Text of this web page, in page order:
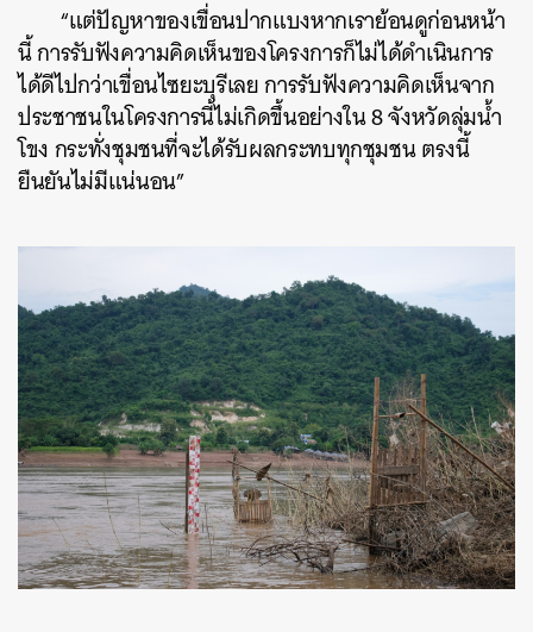
“แต่ปัญหาของเขื่อนปากแบงหากเราย้อนดูก่อนหน้า
นี้ การรับฟังความคิดเห็นของโครงการก็ไม่ได้ดำเนินการ
ได้ดีไปกว่าเขื่อนไซยะบุรีเลย การรับฟังความคิดเห็นจาก
ประชาชนในโครงการนี้ไม่เกิดขึ้นอย่างใน 8 จังหวัดลุ่มน้ำ
โขง กระทั่งชุมชนที่จะได้รับผลกระทบทุกชุมชน ตรงนี้
ยืนยันไม่มีแน่นอน”